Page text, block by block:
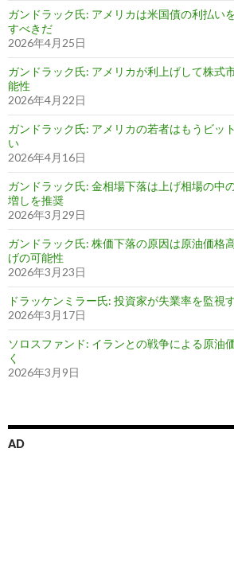
ガンドラック氏: アメリカは米国債の利払い
すべきだ
2026年4月25日
ガンドラック氏: アメリカが利上げして株式
能性
2026年4月22日
ガンドラック氏: アメリカの若者はもうビッ
い
2026年4月16日
ガンドラック氏: 金相場下落は上げ相場の中
増しを推奨
2026年3月29日
ガンドラック氏: 株価下落の原因は原油価格
げの可能性
2026年3月23日
ドラッケンミラー氏: 投資家が失業率を監視
2026年3月17日
ソロスファンド: イランとの戦争による原油
く
2026年3月9日
AD